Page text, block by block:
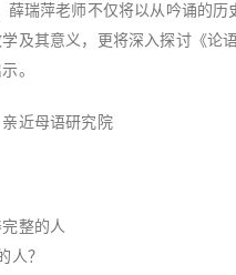
薛瑞萍老师不仅将以从吟诵的
及其意义，更将深入探讨《论
。
亲近母语研究院
完整的人
人？